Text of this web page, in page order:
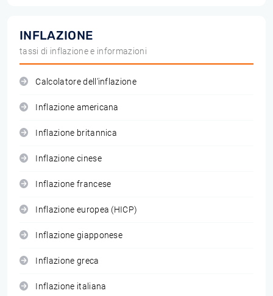
INFLAZIONE
tassi di inflazione e informazioni
Calcolatore dell'inflazione
Inflazione americana
Inflazione britannica
Inflazione cinese
Inflazione francese
Inflazione europea (HICP)
Inflazione giapponese
Inflazione greca
Inflazione italiana